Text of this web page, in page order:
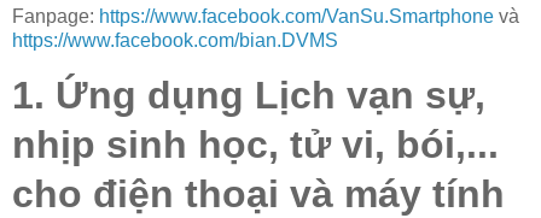
Fanpage: https://www.facebook.com/VanSu.Smartphone và
https://www.facebook.com/bian.DVMS
1. Ứng dụng Lịch vạn sự,
nhịp sinh học, tử vi, bói,...
cho điện thoại và máy tính